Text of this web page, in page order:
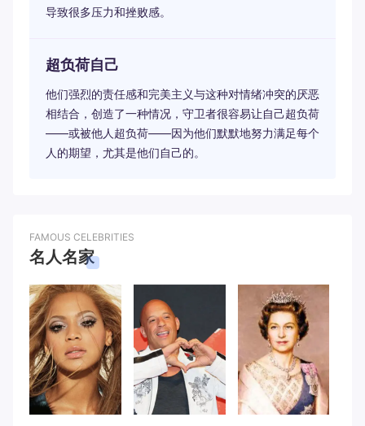
导致很多压力和挫败感。
超负荷自己
他们强烈的责任感和完美主义与这种对情绪冲突的厌恶
相结合，创造了一种情况，守卫者很容易让自己超负荷
——或被他人超负荷——因为他们默默地努力满足每个
人的期望，尤其是他们自己的。
FAMOUS CELEBRITIES
名人名家